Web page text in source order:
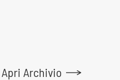
Apri Archivio